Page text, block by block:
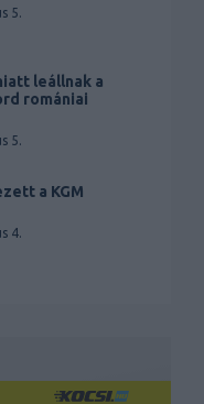
5.
leállnak a
romániai
5.
a KGM
4.